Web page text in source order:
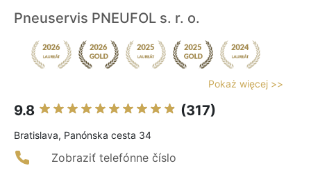
Pneuservis PNEUFOL s. r. o.
Pokaż więcej >>
9.8 (317)
Bratislava, Panónska cesta 34
Zobraziť telefónne číslo